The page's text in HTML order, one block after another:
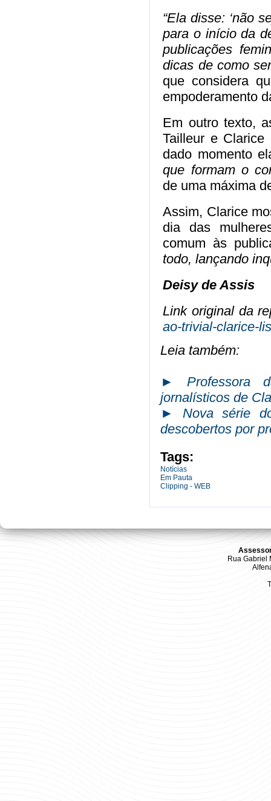
“Ela disse: ‘não
para o início da
publicações
dicas de como
que considera
empoderamento
Em outro texto,
Tailleur e
dado momento
que formam o
de uma máxima
Assim, Clarice
dia das
comum às
todo, lançando
Deisy de Assis
Link original da
ao-trivial-clarice-
Leia também:
► Professora
jornalísticos de
► Nova série
descobertos por
Tags:
Notícias
Em Pauta
Clipping - WEB
Rua Gabriel